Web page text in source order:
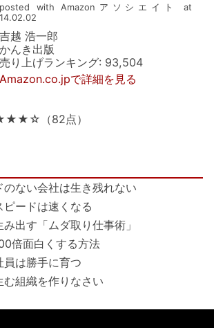
posted with Amazonアソシエイト at
14.02.02
吉越 浩一郎
かんき出版
売り上げランキング: 93,504
Amazon.co.jpで詳細を見る
（82点）
ない会社は生き残れない
ードは速くなる
出す「ムダ取り仕事術」
倍面白くする方法
は勝手に育つ
組織を作りなさい